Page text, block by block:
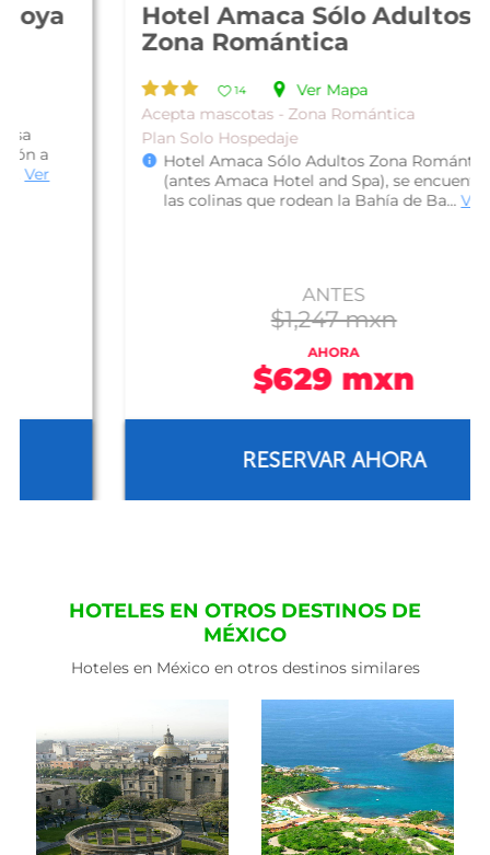
Hotel Amaca Sólo Adultos
Zona Romántica
14
Ver Mapa
Acepta mascotas - Zona Romántica
Plan Solo Hospedaje
Hotel Amaca Sólo Adultos Zona Romántica
(antes Amaca Hotel and Spa), se encuentra en
las colinas que rodean la Bahía de Ba...Ver más
$1,247 mxn
$629 mxn
RESERVAR AHORA
HOTELES EN OTROS DESTINOS DE
MÉXICO
Hoteles en México en otros destinos similares